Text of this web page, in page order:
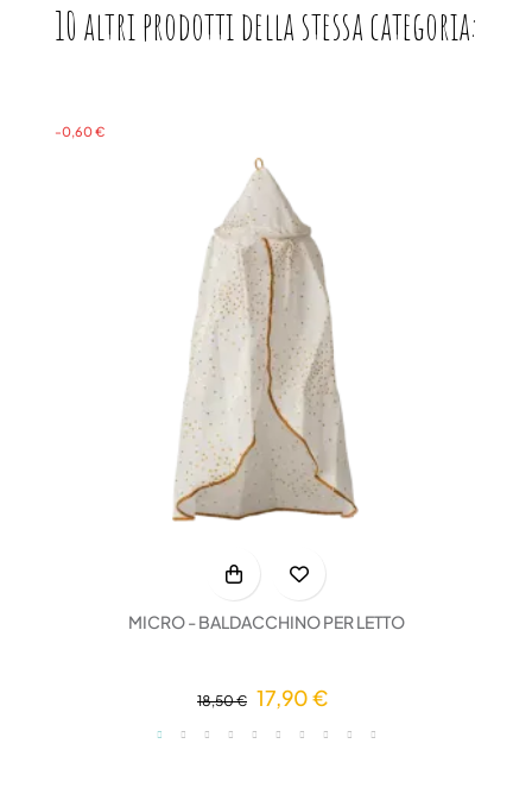
10 altri prodotti della stessa categoria:
-0,60 €
MICRO - BALDACCHINO PER LETTO
18,50 € 17,90 €